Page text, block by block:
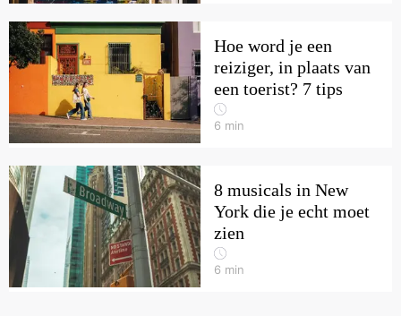
Hoe word je een
reiziger, in plaats van
een toerist? 7 tips
6 min
8 musicals in New
York die je echt moet
zien
6 min